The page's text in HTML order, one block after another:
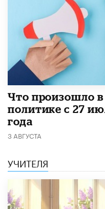
​Что произошло в
политике с 27
года
3 АВГУСТА
УЧИТЕЛЯ